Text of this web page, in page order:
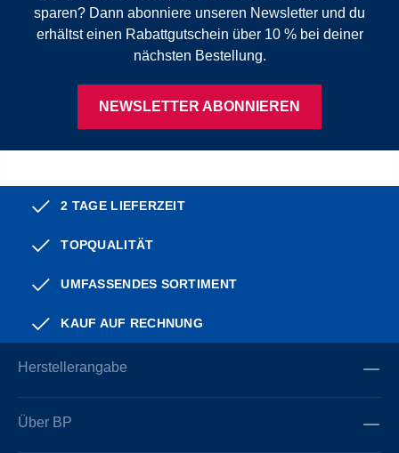
sparen? Dann abonniere unseren Newsletter und du
erhältst einen Rabattgutschein über 10 % bei deiner
nächsten Bestellung.
NEWSLETTER ABONNIEREN
2 TAGE LIEFERZEIT
TOPQUALITÄT
UMFASSENDES SORTIMENT
KAUF AUF RECHNUNG
Herstellerangabe
Über BP